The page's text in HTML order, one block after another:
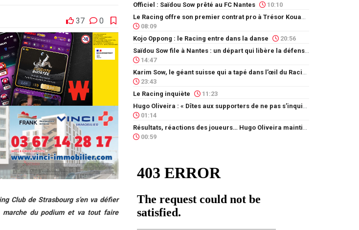
37 0
Club de Strasbourg s’en va défier
marche du podium et va tout faire
Officiel : Saïdou Sow prêté au FC Nantes
10:10
08:09
Kojo Oppong : le Racing entre dans la danse
20:56
14:47
23:43
Le Racing inquiète
11:23
01:14
00:59